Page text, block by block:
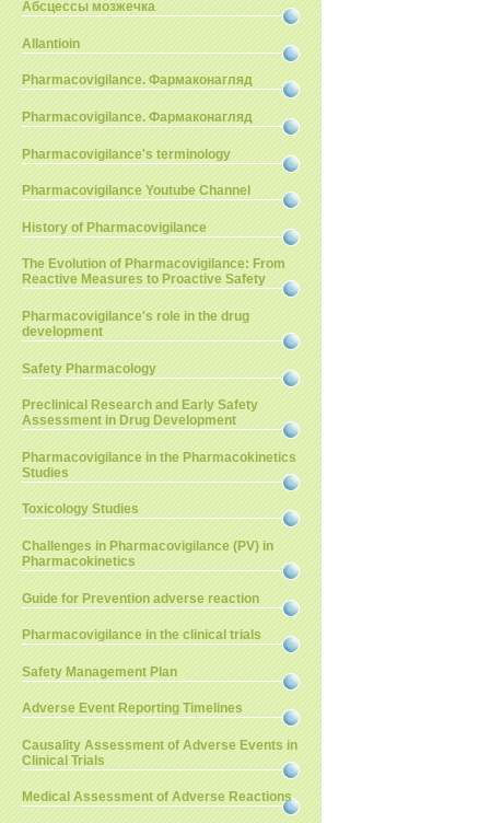
Абсцессы мозжечка
Allantioin
Pharmacovigilance. Фармаконагляд
Pharmacovigilance. Фармаконагляд
Pharmacovigilance's terminology
Pharmacovigilance Youtube Channel
History of Pharmacovigilance
The Evolution of Pharmacovigilance: From
Reactive Measures to Proactive Safety
Pharmacovigilance's role in the drug
development
Safety Pharmacology
Preclinical Research and Early Safety
Assessment in Drug Development
Pharmacovigilance in the Pharmacokinetics
Studies
Toxicology Studies
Challenges in Pharmacovigilance (PV) in
Pharmacokinetics
Guide for Prevention adverse reaction
Pharmacovigilance in the clinical trials
Safety Management Plan
Adverse Event Reporting Timelines
Causality Assessment of Adverse Events in
Clinical Trials
Medical Assessment of Adverse Reactions